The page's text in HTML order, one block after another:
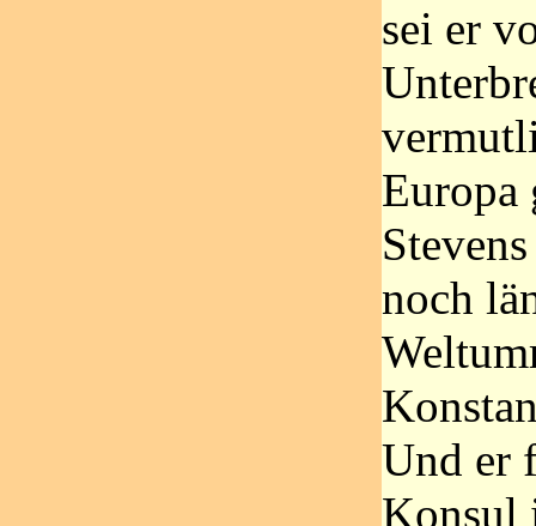
sei er
Europa
noch
Und er
Konsul